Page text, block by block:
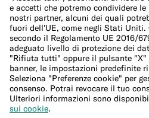
Sicurezza
Invita i tuoi amici
Conto corrente per
Bonifici esteri
© N26 SE2026